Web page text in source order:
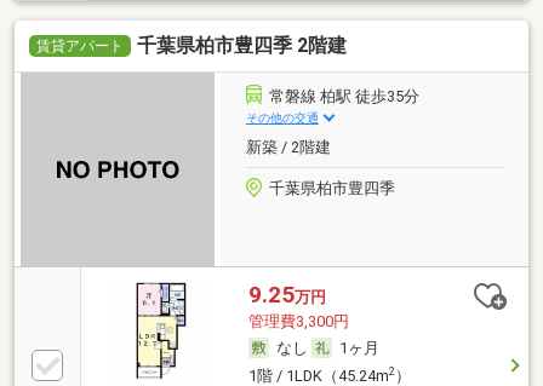
賃貸アパート 千葉県柏市豊四季 2階建
常磐線 柏駅 徒歩35分
その他の交通
新築 / 2階建
千葉県柏市豊四季
9.25万円
管理費3,300円
なし
1ヶ月
1階 / 1LDK（45.24m2）